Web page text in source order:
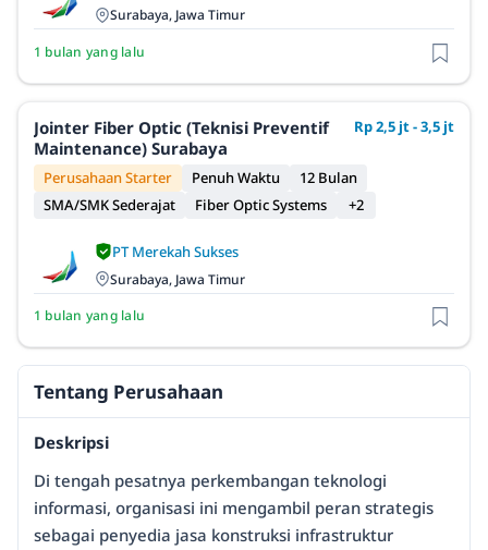
Surabaya, Jawa Timur
1 bulan yang lalu
Jointer Fiber Optic (Teknisi Preventif
Maintenance) Surabaya
Rp 2,5 jt - 3,5 jt
Perusahaan Starter Penuh Waktu
12 Bulan
SMA/SMK Sederajat
Fiber Optic Systems +2
PT Merekah Sukses
Surabaya, Jawa Timur
1 bulan yang lalu
Tentang Perusahaan
Deskripsi
Di tengah pesatnya perkembangan teknologi
informasi, organisasi ini mengambil peran strategis
sebagai penyedia jasa konstruksi infrastruktur